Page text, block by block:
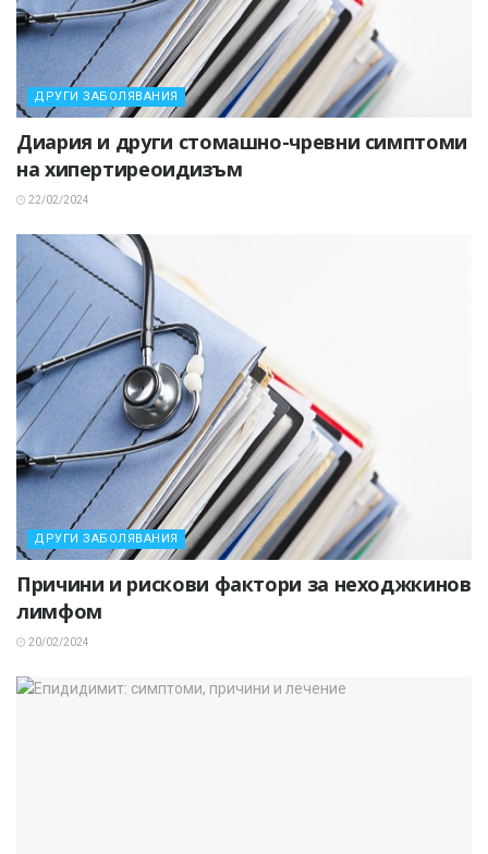
ДРУГИ ЗАБОЛЯВАНИЯ
Диария и други стомашно-чревни симптоми
на хипертиреоидизъм
22/02/2024
ДРУГИ ЗАБОЛЯВАНИЯ
Причини и рискови фактори за неходжкинов
лимфом
20/02/2024